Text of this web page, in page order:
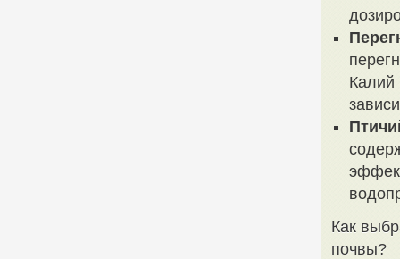
Калий
Как
почвы?